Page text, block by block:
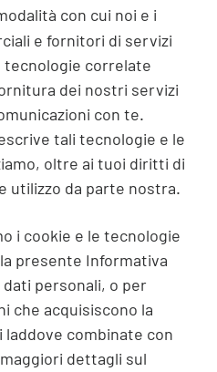
con cui noi e i
e fornitori di servizi
tecnologie correlate
dei nostri servizi
con te.
tali tecnologie e le
oltre ai tuoi diritti di
utilizzo da parte nostra.
i cookie e le tecnologie
presente Informativa
personali, o per
che acquisiscono la
combinate con
dettagli sul